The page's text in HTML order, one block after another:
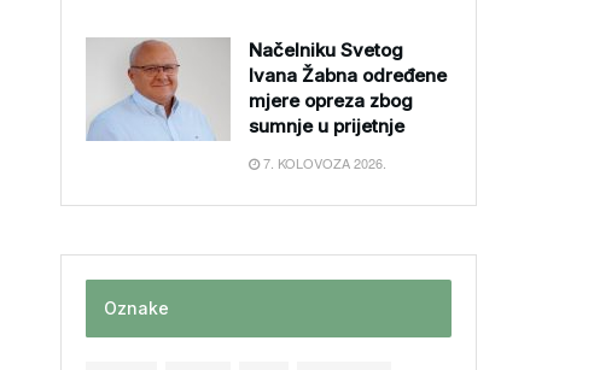
Načelniku Svetog
Ivana Žabna određene
mjere opreza zbog
sumnje u prijetnje
7. KOLOVOZA 2026.
Oznake